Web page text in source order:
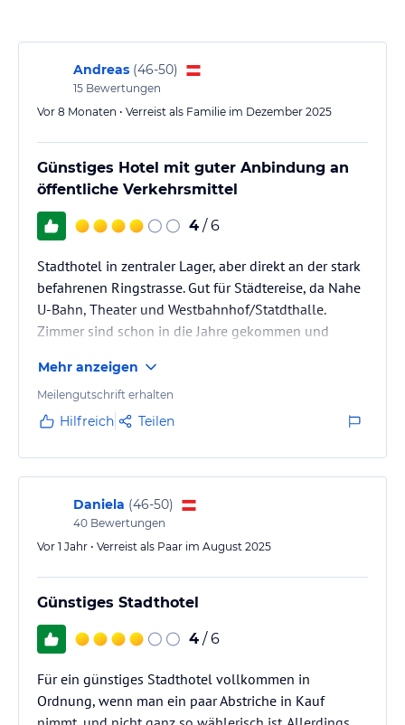
Andreas (46-50)
15 Bewertungen
Vor 8 Monaten • Verreist als Familie im Dezember 2025
Günstiges Hotel mit guter Anbindung an
öffentliche Verkehrsmittel
4 / 6
Stadthotel in zentraler Lager, aber direkt an der stark
befahrenen Ringstrasse. Gut für Städtereise, da Nahe
U-Bahn, Theater und Westbahnhof/Statdthalle.
Zimmer sind schon in die Jahre gekommen und
solide genug, um günstig die Stadt zu besuchen. Das
Haus ist sauber, von daher perfekt für Reisen mit
kleinem Budget.
Mehr anzeigen
Meilengutschrift erhalten
Hilfreich Teilen
Daniela (46-50)
40 Bewertungen
Vor 1 Jahr • Verreist als Paar im August 2025
Günstiges Stadthotel
4 / 6
Für ein günstiges Stadthotel vollkommen in
Ordnung, wenn man ein paar Abstriche in Kauf